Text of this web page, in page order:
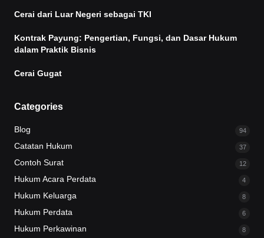
Cerai dari Luar Negeri sebagai TKI
Kontrak Payung: Pengertian, Fungsi, dan Dasar Hukum
dalam Praktik Bisnis
Cerai Gugat
Categories
Blog 94
Catatan Hukum 37
Contoh Surat 12
Hukum Acara Perdata 4
Hukum Keluarga 8
Hukum Perdata 6
Hukum Perkawinan 8